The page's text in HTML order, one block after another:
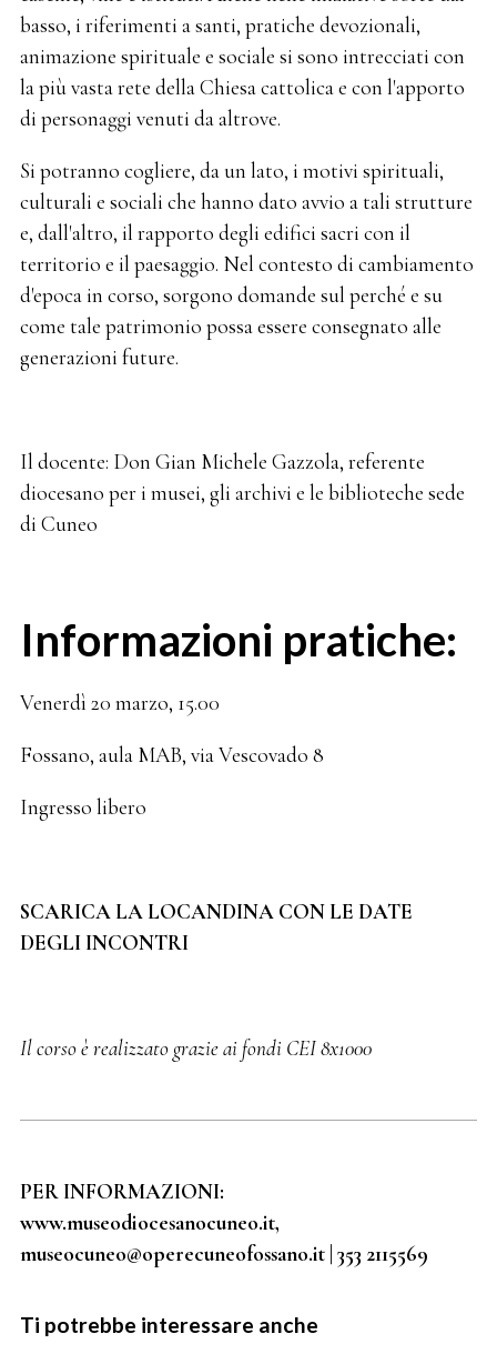
basso, i riferimenti a santi, pratiche devozionali,
animazione spirituale e sociale si sono intrecciati con
la più vasta rete della Chiesa cattolica e con l'apporto
di personaggi venuti da altrove.
Si potranno cogliere, da un lato, i motivi spirituali,
culturali e sociali che hanno dato avvio a tali strutture
e, dall'altro, il rapporto degli edifici sacri con il
territorio e il paesaggio. Nel contesto di cambiamento
d'epoca in corso, sorgono domande sul perché e su
come tale patrimonio possa essere consegnato alle
generazioni future.
Il docente: Don Gian Michele Gazzola, referente
diocesano per i musei, gli archivi e le biblioteche sede
di Cuneo
Informazioni pratiche:
Venerdì 20 marzo, 15.00
Fossano, aula MAB, via Vescovado 8
Ingresso libero
SCARICA LA LOCANDINA CON LE DATE
DEGLI INCONTRI
Il corso è realizzato grazie ai fondi CEI 8x1000
PER INFORMAZIONI:
www.museodiocesanocuneo.it,
museocuneo@operecuneofossano.it | 353 2115569
Ti potrebbe interessare anche